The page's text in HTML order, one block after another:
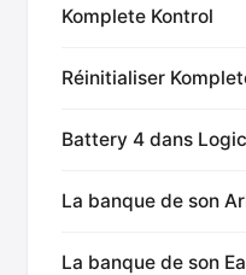
Komplete Kontrol
Réinitialiser
Battery 4 dans
La banque de son
La banque de son